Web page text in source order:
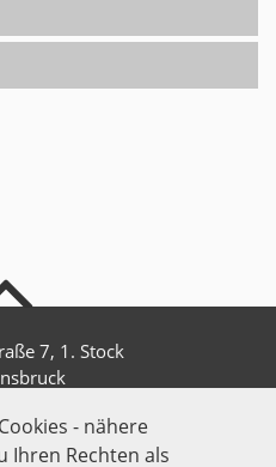
- nähere
Ihren Rechten als
7, 1. Stock
52 0 58-0